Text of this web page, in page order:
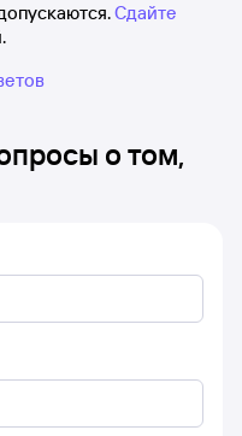
Сдайте
о том,